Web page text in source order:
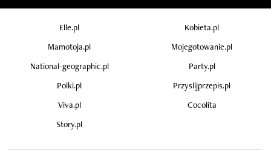
Elle.pl
Kobieta.pl
Mamotoja.pl
Mojegotowanie.pl
National-geographic.pl
Party.pl
Polki.pl
Przyslijprzepis.pl
Viva.pl
Cocolita
Story.pl